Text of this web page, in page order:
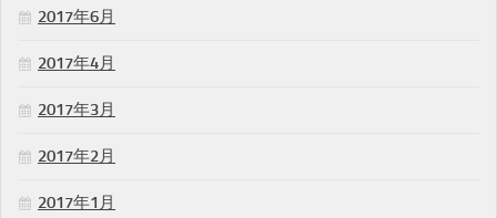
2017年6月
2017年4月
2017年3月
2017年2月
2017年1月